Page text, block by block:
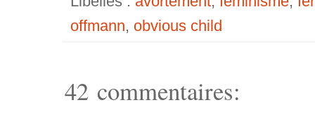
offmann, obvious child
42 commentaires: